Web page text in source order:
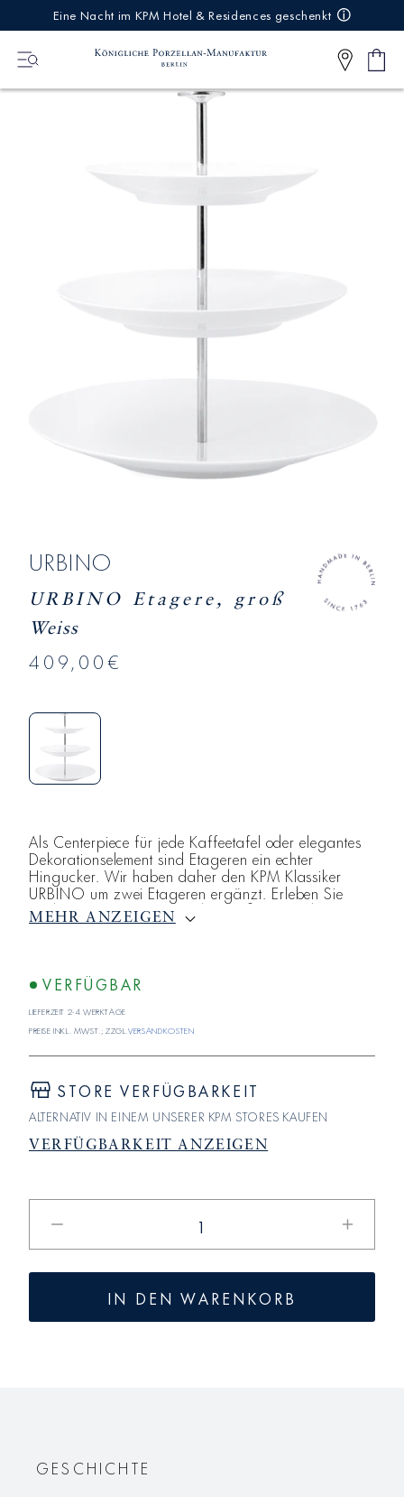
Eine Nacht im KPM Hotel & Residences geschenkt
0
Artikel
URBINO
URBINO Etagere, groß
Weiss
409,00€
Als Centerpiece für jede Kaffeetafel oder elegantes
Dekorationselement sind Etageren ein echter
Hingucker. Wir haben daher den KPM Klassiker
URBINO um zwei Etageren ergänzt. Erleben Sie
moderne Stilsicherheit mit der großen, aus drei
Servierebenen bestehenden, URBINO Etagere.
MEHR ANZEIGEN
VERFÜGBAR
Lieferzeit 2-4 Werktage
Preise inkl. MwSt.; zzgl. Versandkosten
STORE VERFÜGBARKEIT
ALTERNATIV IN EINEM UNSERER KPM STORES KAUFEN
VERFÜGBARKEIT ANZEIGEN
URBINO
Erhöhe
die
URBINO
IN DEN WARENKORB
GESCHICHTE